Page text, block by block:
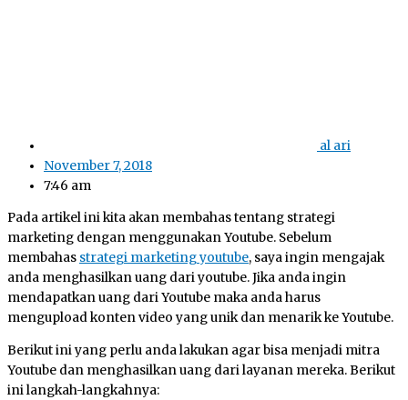
al ari
November 7, 2018
7:46 am
Pada artikel ini kita akan membahas tentang strategi
marketing dengan menggunakan Youtube. Sebelum
membahas strategi marketing youtube, saya ingin mengajak
anda menghasilkan uang dari youtube. Jika anda ingin
mendapatkan uang dari Youtube maka anda harus
mengupload konten video yang unik dan menarik ke Youtube.
Berikut ini yang perlu anda lakukan agar bisa menjadi mitra
Youtube dan menghasilkan uang dari layanan mereka. Berikut
ini langkah-langkahnya: